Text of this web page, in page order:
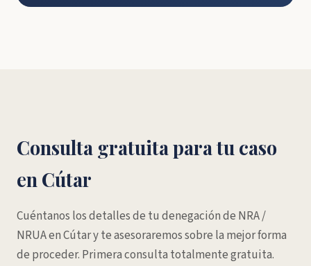
Consulta gratuita para tu caso
en Cútar
Cuéntanos los detalles de tu denegación de NRA /
NRUA en Cútar y te asesoraremos sobre la mejor forma
de proceder. Primera consulta totalmente gratuita.